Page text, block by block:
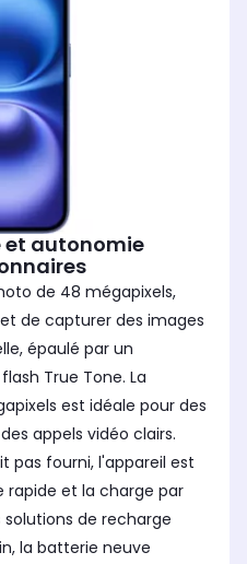
et autonomie
de 48 mégapixels,
de capturer des images
épaulé par un
True Tone. La
est idéale pour des
appels vidéo clairs.
pas fourni, l'appareil est
et la charge par
de recharge
la batterie neuve